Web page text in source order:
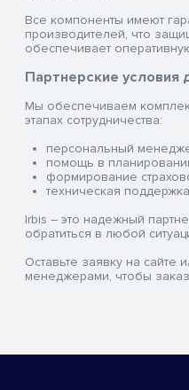
Все компоненты имеют
производителей, что
обеспечивает
Партнерские условия
Мы обеспечиваем
этапах сотрудничества:
персональный
помощь в
формирование
техническая
Irbis – это надежный
обратиться в любой
Оставьте заявку на сайте
менеджерами, чтобы